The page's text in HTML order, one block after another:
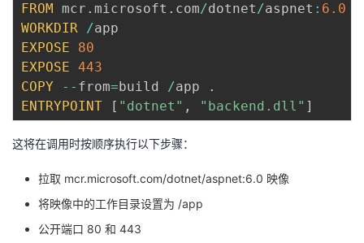
FROM mcr . microsoft . com/dotnet/aspnet : 6.0
WORKDIR /
EXPOSE
80
EXPOSE 443
COPY
-- from= build /app
.
ENTRYPOINT
[ "dotnet" , "backend.dll" ]
这将在调用时按顺序执行以下步骤：
拉取 mcr.microsoft.com/dotnet/aspnet:6.0 映像
将映像中的工作目录设置为 /app
公开端口 80 和 443